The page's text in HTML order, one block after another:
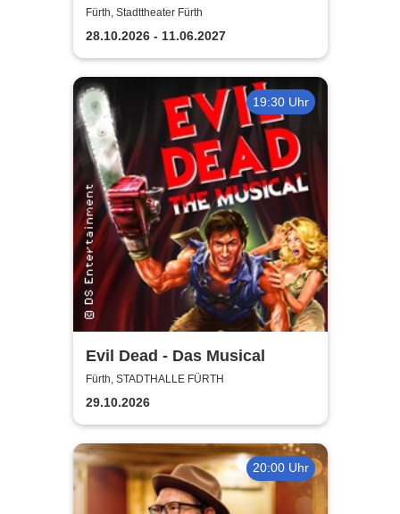
Fürth, Stadttheater Fürth
28.10.2026 - 11.06.2027
19:30 Uhr
Evil Dead - Das Musical
Fürth, STADTHALLE FÜRTH
29.10.2026
20:00 Uhr